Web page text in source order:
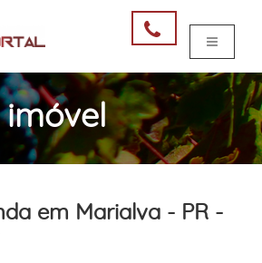
imóvel
em Marialva - PR -